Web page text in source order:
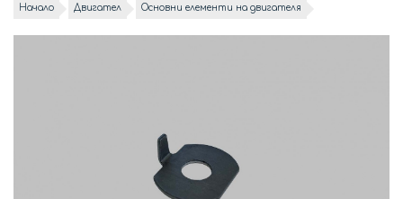
Начало Двигател Основни елементи на двигателя